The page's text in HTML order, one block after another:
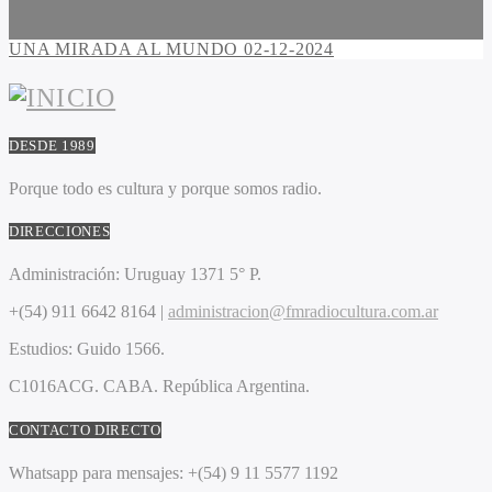
UNA MIRADA AL MUNDO 02-12-2024
DESDE 1989
Porque todo es cultura y porque somos radio.
DIRECCIONES
Administración: Uruguay 1371 5° P.
+(54) 911 6642 8164 | administracion@fmradiocultura.com.ar
Estudios: Guido 1566.
C1016ACG. CABA. República Argentina.
CONTACTO DIRECTO
Whatsapp para mensajes: +(54) 9 11 5577 1192